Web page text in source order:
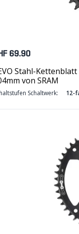
69.90
Stahl-
von SRAM
Schaltwerk: 12-